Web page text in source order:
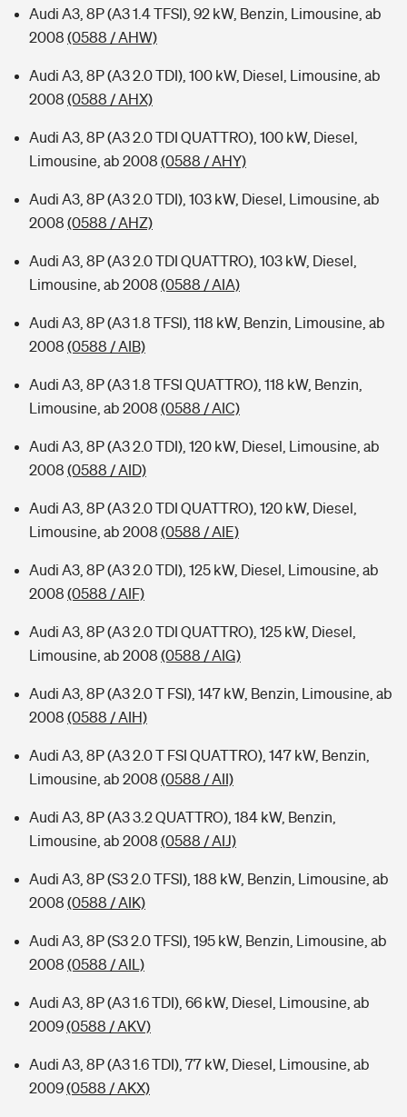
Audi A3, 8P (A3 1.4 TFSI), 92 kW, Benzin, Limousine, ab
2008 (0588 / AHW)
Audi A3, 8P (A3 2.0 TDI), 100 kW, Diesel, Limousine, ab
2008 (0588 / AHX)
Audi A3, 8P (A3 2.0 TDI QUATTRO), 100 kW, Diesel,
Limousine, ab 2008 (0588 / AHY)
Audi A3, 8P (A3 2.0 TDI), 103 kW, Diesel, Limousine, ab
2008 (0588 / AHZ)
Audi A3, 8P (A3 2.0 TDI QUATTRO), 103 kW, Diesel,
Limousine, ab 2008 (0588 / AIA)
Audi A3, 8P (A3 1.8 TFSI), 118 kW, Benzin, Limousine, ab
2008 (0588 / AIB)
Audi A3, 8P (A3 1.8 TFSI QUATTRO), 118 kW, Benzin,
Limousine, ab 2008 (0588 / AIC)
Audi A3, 8P (A3 2.0 TDI), 120 kW, Diesel, Limousine, ab
2008 (0588 / AID)
Audi A3, 8P (A3 2.0 TDI QUATTRO), 120 kW, Diesel,
Limousine, ab 2008 (0588 / AIE)
Audi A3, 8P (A3 2.0 TDI), 125 kW, Diesel, Limousine, ab
2008 (0588 / AIF)
Audi A3, 8P (A3 2.0 TDI QUATTRO), 125 kW, Diesel,
Limousine, ab 2008 (0588 / AIG)
Audi A3, 8P (A3 2.0 T FSI), 147 kW, Benzin, Limousine, ab
2008 (0588 / AIH)
Audi A3, 8P (A3 2.0 T FSI QUATTRO), 147 kW, Benzin,
Limousine, ab 2008 (0588 / AII)
Audi A3, 8P (A3 3.2 QUATTRO), 184 kW, Benzin,
Limousine, ab 2008 (0588 / AIJ)
Audi A3, 8P (S3 2.0 TFSI), 188 kW, Benzin, Limousine, ab
2008 (0588 / AIK)
Audi A3, 8P (S3 2.0 TFSI), 195 kW, Benzin, Limousine, ab
2008 (0588 / AIL)
Audi A3, 8P (A3 1.6 TDI), 66 kW, Diesel, Limousine, ab
2009(0588 / AKV)
Audi A3, 8P (A3 1.6 TDI), 77 kW, Diesel, Limousine, ab
2009(0588 / AKX)